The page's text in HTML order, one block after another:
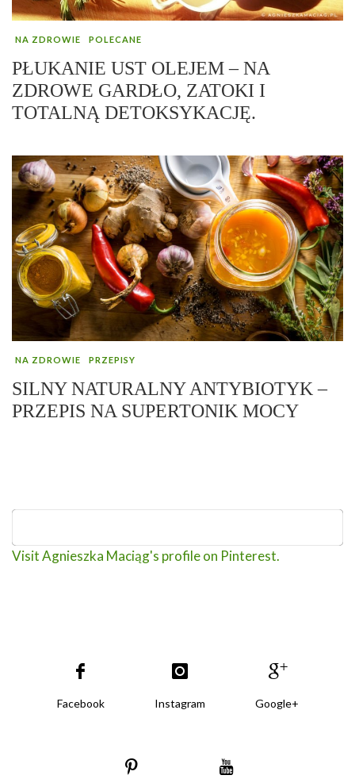
NA ZDROWIE POLECANE
PŁUKANIE UST OLEJEM – NA
ZDROWE GARDŁO, ZATOKI I
TOTALNĄ DETOKSYKACJĘ.
NA ZDROWIE PRZEPISY
SILNY NATURALNY ANTYBIOTYK –
PRZEPIS NA SUPERTONIK MOCY
Visit Agnieszka Maciąg's profile on Pinterest.
Facebook Instagram Google+